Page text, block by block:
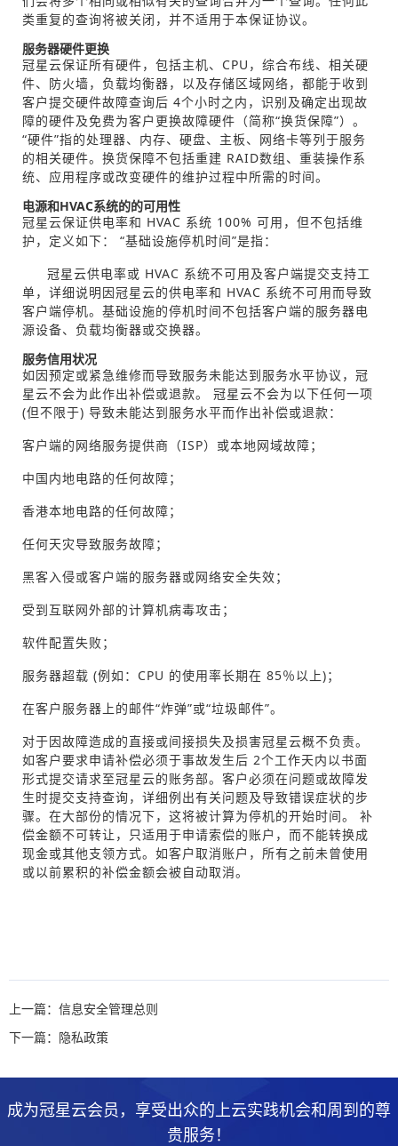
类重复的查询将被关闭，并不适用于本保证协议。
服务器硬件更换
冠星云保证所有硬件，包括主机、CPU，综合布线、相关硬
件、防火墙，负载均衡器，以及存储区域网络，都能于收到
客户提交硬件故障查询后 4个小时之内，识别及确定出现故
障的硬件及免费为客户更换故障硬件（简称“换货保障”）。
“硬件”指的处理器、内存、硬盘、主板、网络卡等列于服务
的相关硬件。换货保障不包括重建 RAID数组、重装操作系
统、应用程序或改变硬件的维护过程中所需的时间。
电源和HVAC系统的的可用性
冠星云保证供电率和 HVAC 系统 100% 可用，但不包括维
护，定义如下： “基础设施停机时间”是指：
冠星云供电率或 HVAC 系统不可用及客户端提交支持工
单，详细说明因冠星云的供电率和 HVAC 系统不可用而导致
客户端停机。基础设施的停机时间不包括客户端的服务器电
源设备、负载均衡器或交换器。
服务信用状况
如因预定或紧急维修而导致服务未能达到服务水平协议，冠
星云不会为此作出补偿或退款。 冠星云不会为以下任何一项
(但不限于) 导致未能达到服务水平而作出补偿或退款：
客户端的网络服务提供商（ISP）或本地网域故障；
中国内地电路的任何故障；
香港本地电路的任何故障；
任何天灾导致服务故障；
黑客入侵或客户端的服务器或网络安全失效；
受到互联网外部的计算机病毒攻击；
软件配置失败；
服务器超载 (例如：CPU 的使用率长期在 85％以上)；
在客户服务器上的邮件“炸弹”或“垃圾邮件”。
对于因故障造成的直接或间接损失及损害冠星云概不负责。
如客户要求申请补偿必须于事故发生后 2个工作天内以书面
形式提交请求至冠星云的账务部。客户必须在问题或故障发
生时提交支持查询，详细例出有关问题及导致错误症状的步
骤。在大部份的情况下，这将被计算为停机的开始时间。 补
偿金额不可转让，只适用于申请索偿的账户，而不能转换成
现金或其他支领方式。如客户取消账户，所有之前未曾使用
或以前累积的补偿金额会被自动取消。
上一篇：信息安全管理总则
下一篇：隐私政策
成为冠星云会员，享受出众的上云实践机会和周到的尊
贵服务！